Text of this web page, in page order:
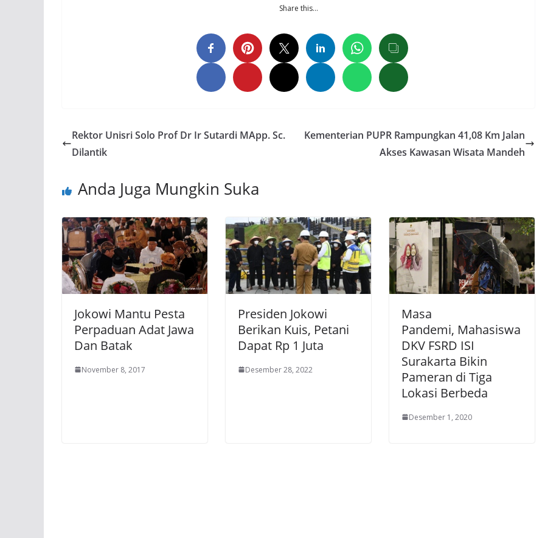
Share this…
Rektor Unisri Solo Prof Dr Ir Sutardi MApp. Sc.
Dilantik
Kementerian PUPR Rampungkan 41,08 Km Jalan
Akses Kawasan Wisata Mandeh
Anda Juga Mungkin Suka
Jokowi Mantu Pesta
Perpaduan Adat Jawa
Dan Batak
November 8, 2017
Presiden Jokowi
Berikan Kuis, Petani
Dapat Rp 1 Juta
Desember 28, 2022
Masa
Pandemi, Mahasiswa
DKV FSRD ISI
Surakarta Bikin
Pameran di Tiga
Lokasi Berbeda
Desember 1, 2020